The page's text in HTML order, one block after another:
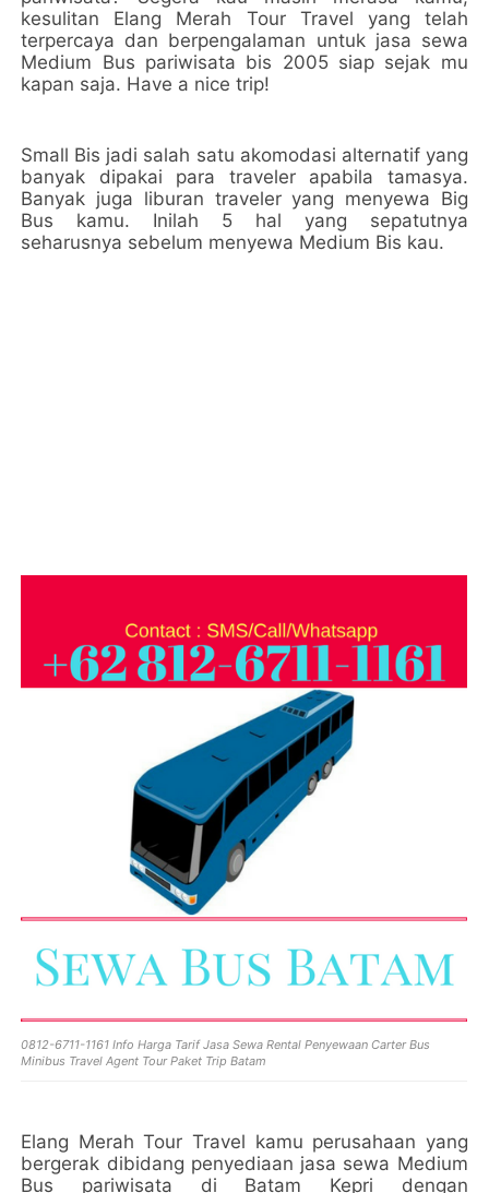
kesulitan Elang Merah Tour Travel yang telah
terpercaya dan berpengalaman untuk jasa sewa
Medium Bus pariwisata bis 2005 siap sejak mu
kapan saja. Have a nice trip!
Small Bis jadi salah satu akomodasi alternatif yang
banyak dipakai para traveler apabila tamasya.
Banyak juga liburan traveler yang menyewa Big
Bus kamu. Inilah 5 hal yang sepatutnya
seharusnya sebelum menyewa Medium Bis kau.
0812-6711-1161 Info Harga Tarif Jasa Sewa Rental Penyewaan Carter Bus
Minibus Travel Agent Tour Paket Trip Batam
Elang Merah Tour Travel kamu perusahaan yang
bergerak dibidang penyediaan jasa sewa Medium
Bus pariwisata di Batam Kepri dengan